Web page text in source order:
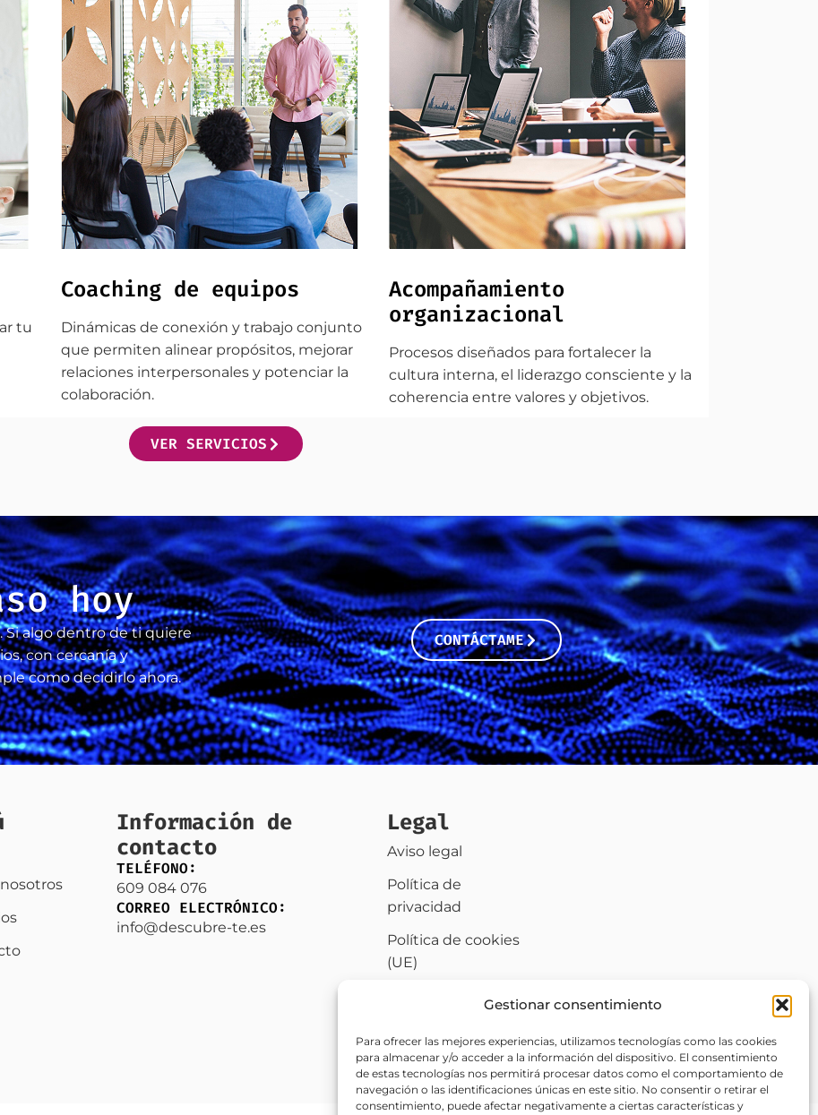
Gestionar consentimiento
Para ofrecer las mejores experiencias, utilizamos tecnologías como las cookies
para almacenar y/o acceder a la información del dispositivo. El consentimiento
de estas tecnologías nos permitirá procesar datos como el comportamiento de
navegación o las identificaciones únicas en este sitio. No consentir o retirar el
consentimiento, puede afectar negativamente a ciertas características y
tu
Coaching de equipos
Dinámicas de conexión y trabajo conjunto
que permiten alinear propósitos, mejorar
relaciones interpersonales y potenciar la
colaboración.
Acompañamiento
organizacional
Procesos diseñados para fortalecer la
cultura interna, el liderazgo consciente y la
coherencia entre valores y objetivos.
VER SERVICIOS
hoy
Si algo dentro de ti quiere
con cercanía y
como decidirlo ahora.
CONTÁCTAME
Información de
contacto
TELÉFONO:
609 084 076
CORREO ELECTRÓNICO:
info@descubre-te.es
Legal
Aviso legal
Política de
privacidad
Política de cookies
(UE)